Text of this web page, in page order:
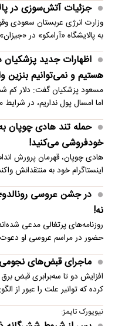
جزئیات آتش‌سوزی در
وزارت انرژی عربستان سعودی
به پالایشگاه «آرامکو» در
اظهارات جدید
هستیم و نمی‌توانیم بنزین
اما امسال پول نداریم، در شرایط
حمله تند هادی چوپان
خودفروشی می‌کنید!
هادی چوپان، قهرمان پرورش
اینستاگرام خود به منتقدانش
در جشن عروسی
نه!
روزنامه‌های پرتغالی مدعی
حضور در مراسم عروسی او
ماجرای قبض‌های
افزایش دو تا سه‌برابری قبض
کرده که توانیر علت را عبور از
نیویورک تایمز: